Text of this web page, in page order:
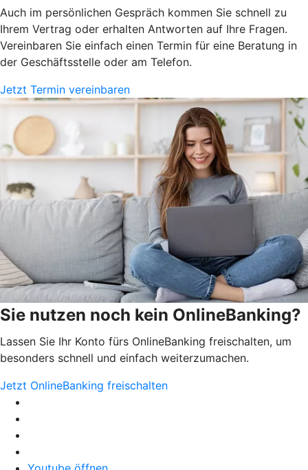
Auch im persönlichen Gespräch kommen Sie schnell zu
Ihrem Vertrag oder erhalten Antworten auf Ihre Fragen.
Vereinbaren Sie einfach einen Termin für eine Beratung in
der Geschäftsstelle oder am Telefon.
Jetzt Termin vereinbaren
Sie nutzen noch kein OnlineBanking?
Lassen Sie Ihr Konto fürs OnlineBanking freischalten, um
besonders schnell und einfach weiterzumachen.
Jetzt OnlineBanking freischalten